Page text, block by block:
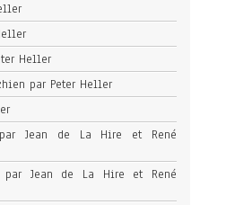
Heller
par Peter Heller
Jean de La Hire et René
par Jean de La Hire et René